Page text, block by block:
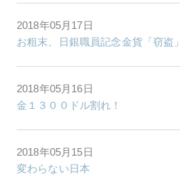
2018年05月17日
お粗末、日銀職員記念金貨「窃盗
2018年05月16日
金１３００ドル割れ！
2018年05月15日
変わらない日本